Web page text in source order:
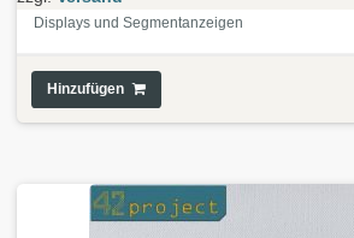
Displays und Segmentanzeigen
Hinzufügen